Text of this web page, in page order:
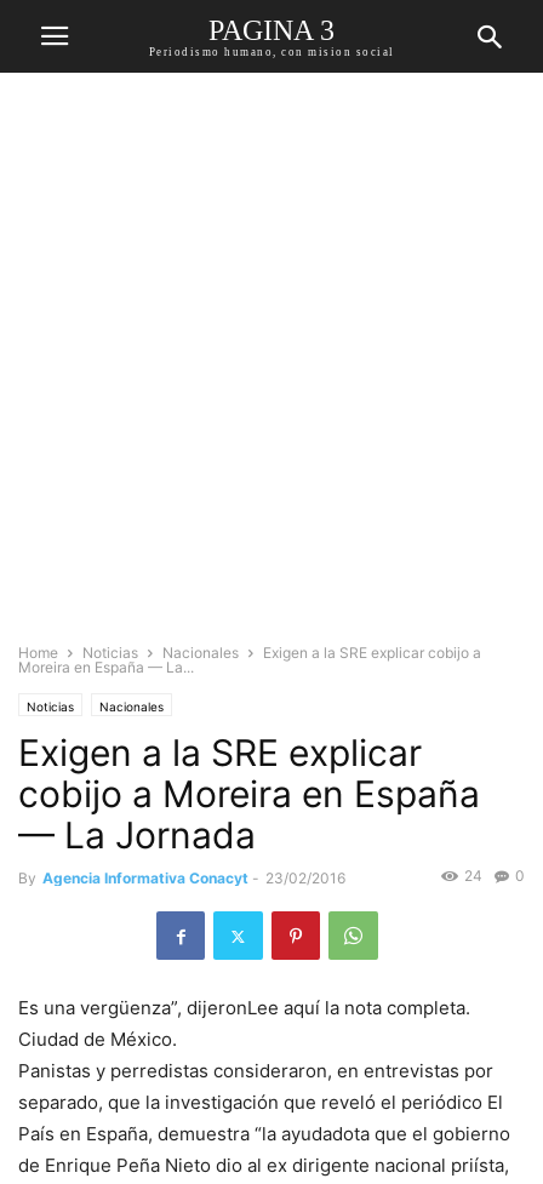
PAGINA 3
Periodismo humano, con mision social
Home Noticias Nacionales
Exigen a la SRE explicar cobijo a
Moreira en España — La...
Noticias Nacionales
Exigen a la SRE explicar
cobijo a Moreira en España
— La Jornada
By Agencia Informativa Conacyt - 23/02/2016 0
24
Es una vergüenza”, dijeronLee aquí la nota completa.
Ciudad de México.
Panistas y perredistas consideraron, en entrevistas por
separado, que la investigación que reveló el periódico El
País en España, demuestra “la ayudadota que el gobierno
de Enrique Peña Nieto dio al ex dirigente nacional priísta,